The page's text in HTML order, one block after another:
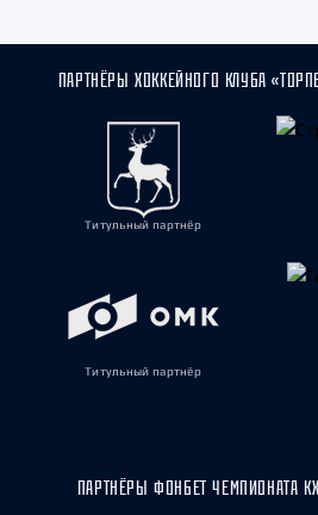
ПАРТНЁРЫ ХОККЕЙНОГО КЛУБА
Титульный партнёр
Титульный партнёр
ПАРТНЁРЫ ФОНБЕТ ЧЕМПИОНАТА